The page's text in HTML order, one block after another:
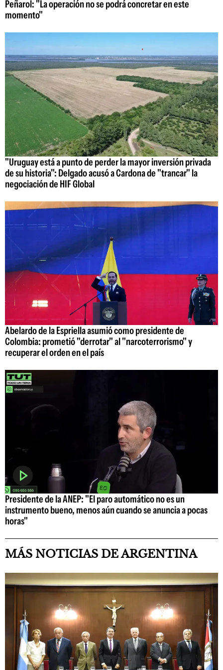
Peñarol: "La operación no se podrá concretar en este
momento"
"Uruguay está a punto de perder la mayor inversión privada
de su historia": Delgado acusó a Cardona de "trancar" la
negociación de HIF Global
Abelardo de la Espriella asumió como presidente de
Colombia: prometió "derrotar" al "narcoterrorismo" y
recuperar el orden en el país
Presidente de la ANEP: "El paro automático no es un
instrumento bueno, menos aún cuando se anuncia a pocas
horas"
MÁS NOTICIAS DE ARGENTINA